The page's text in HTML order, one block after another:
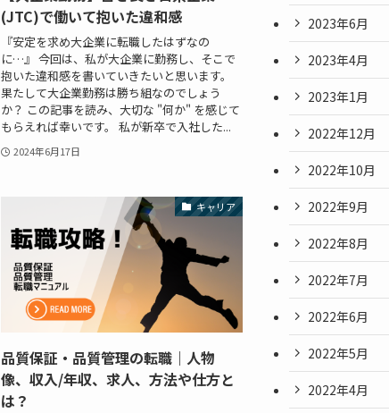
(JTC)で働いて抱いた違和感
『安定を求め大企業に転職したはずなの
に…』 今回は、私が大企業に勤務し、そこで
抱いた違和感を書いていきたいと思います。
果たして大企業勤務は勝ち組なのでしょう
か？ この記事を読み、大切な "何か" を感じて
もらえれば幸いです。 私が新卒で入社した...
2024年6月17日
キャリア
品質保証・品質管理の転職｜人物
像、収入/年収、求人、方法や仕方と
は？
2023年6月
2023年4月
2023年1月
2022年12月
2022年10月
2022年9月
2022年8月
2022年7月
2022年6月
2022年5月
2022年4月